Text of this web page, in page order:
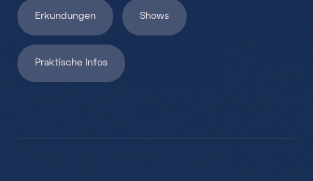
Erkundungen Shows
Praktische Infos